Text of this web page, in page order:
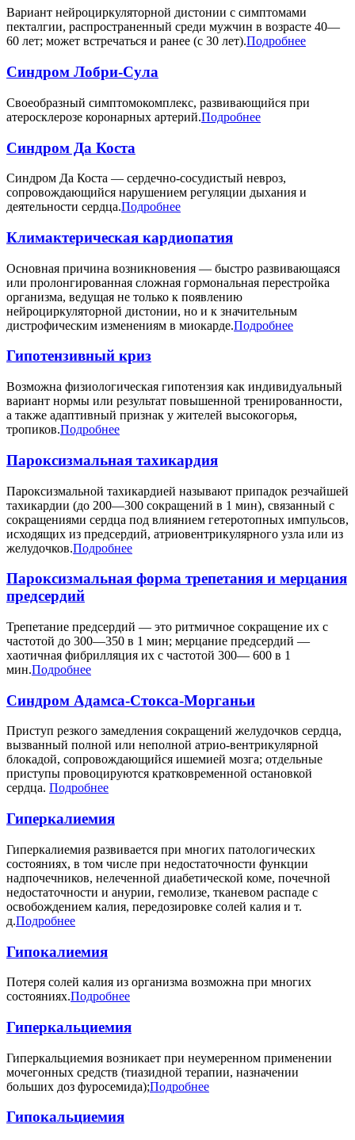
Вариант нейроциркуляторной дистонии с симптомами
пекталгии, распространенный среди мужчин в возрасте 40—
60 лет; может встречаться и ранее (с 30 лет).Подробнее
Синдром Лобри-Сула
Своеобразный симптомокомплекс, развивающийся при
атеросклерозе коронарных артерий.Подробнее
Синдром Да Коста
Синдром Да Коста — сердечно-сосудистый невроз,
сопровождающийся нарушением регуляции дыхания и
деятельности сердца.Подробнее
Климактерическая кардиопатия
Основная причина возникновения — быстро развивающаяся
или пролонгированная сложная гормональная перестройка
организма, ведущая не только к появлению
нейроциркуляторной дистонии, но и к значительным
дистрофическим изменениям в миокарде.Подробнее
Гипотензивный криз
Возможна физиологическая гипотензия как индивидуальный
вариант нормы или результат повышенной тренированности,
а также адаптивный признак у жителей высокогорья,
тропиков.Подробнее
Пароксизмальная тахикардия
Пароксизмальной тахикардией называют припадок резчайшей
тахикардии (до 200—300 сокращений в 1 мин), связанный с
сокращениями сердца под влиянием гетеротопных импульсов,
исходящих из предсердий, атриовентрикулярного узла или из
желудочков.Подробнее
Пароксизмальная форма трепетания и мерцания
предсердий
Трепетание предсердий — это ритмичное сокращение их с
частотой до 300—350 в 1 мин; мерцание предсердий —
хаотичная фибрилляция их с частотой 300— 600 в 1
мин.Подробнее
Синдром Адамса-Стокса-Морганьи
Приступ резкого замедления сокращений желудочков сердца,
вызванный полной или неполной атрио-вентрикулярной
блокадой, сопровождающийся ишемией мозга; отдельные
приступы провоцируются кратковременной остановкой
сердца. Подробнее
Гиперкалиемия
Гиперкалиемия развивается при многих патологических
состояниях, в том числе при недостаточности функции
надпочечников, нелеченной диабетической коме, почечной
недостаточности и анурии, гемолизе, тканевом распаде с
освобождением калия, передозировке солей калия и т.
д.Подробнее
Гипокалиемия
Потеря солей калия из организма возможна при многих
состояниях.Подробнее
Гиперкальциемия
Гиперкальциемия возникает при неумеренном применении
мочегонных средств (тиазидной терапии, назначении
больших доз фуросемида);Подробнее
Гипокальциемия